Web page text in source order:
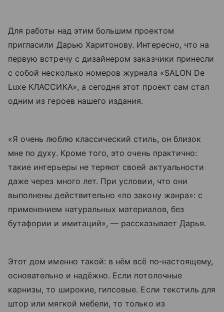
Для работы над этим большим проектом
пригласили Дарью Харитонову. Интересно, что на
первую встречу с дизайнером заказчики принесли
с собой несколько номеров журнала «SALON De
Luxe КЛАССИКА», а сегодня этот проект сам стал
одним из героев нашего издания.
«Я очень люблю классический стиль, он близок
мне по духу. Кроме того, это очень практично:
такие интерьеры не теряют своей актуальности
даже через много лет. При условии, что они
выполнены действительно «по закону жанра»: с
применением натуральных материалов, без
бутафории и имитаций», — рассказывает Дарья.
Этот дом именно такой: в нём всё по‐настоящему,
основательно и надёжно. Если потолочные
карнизы, то широкие, гипсовые. Если текстиль для
штор или мягкой мебели, то только из